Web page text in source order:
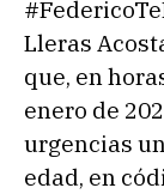
Lleras
que, en
enero de
urgencias
edad, en